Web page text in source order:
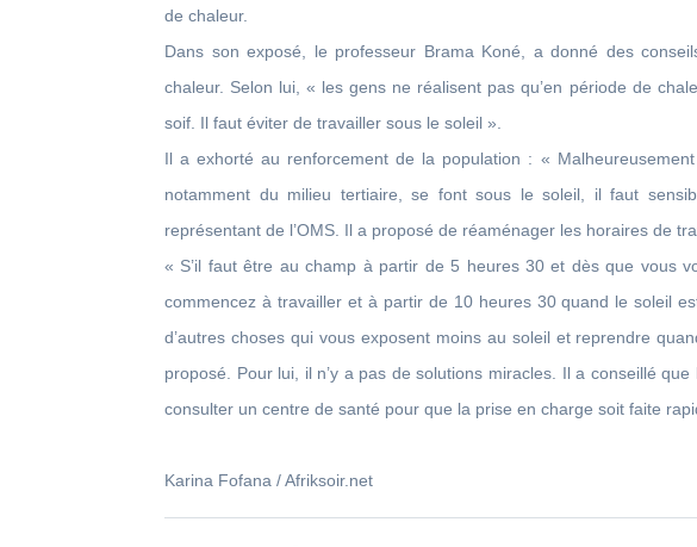
de chaleur.
Dans son exposé, le professeur Brama Koné, a donné des
chaleur. Selon lui, « les gens ne réalisent pas qu’en période de
soif. Il faut éviter de travailler sous le soleil ».
Il a exhorté au renforcement de la population : «
notamment du milieu tertiaire, se font sous le soleil, il faut
représentant de l’OMS. Il a proposé de réaménager les horaires de
« S’il faut être au champ à partir de 5 heures 30 et dès que vous
commencez à travailler et à partir de 10 heures 30 quand le soleil
d’autres choses qui vous exposent moins au soleil et reprendre
proposé. Pour lui, il n’y a pas de solutions miracles. Il a conseillé
consulter un centre de santé pour que la prise en charge soit faite
Karina Fofana / Afriksoir.net